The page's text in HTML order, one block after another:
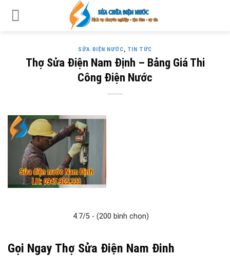
SỬA ĐIỆN NƯỚC, TIN TỨC
Thợ Sửa Điện Nam Định – Bảng Giá Thi
Công Điện Nước
4.7/5 - (200 bình chọn)
Gọi Ngay Thợ Sửa Điện Nam Đinh